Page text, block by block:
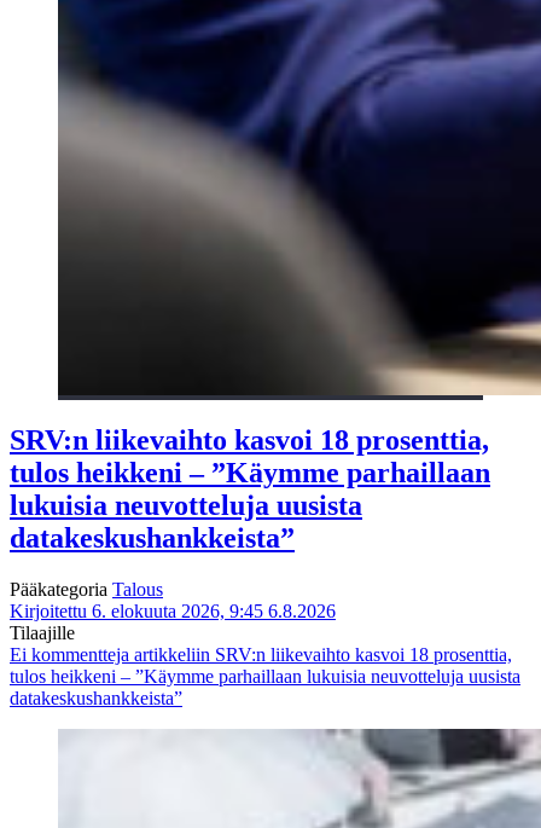
SRV:n liikevaihto kasvoi 18 prosenttia,
tulos heikkeni – ”Käymme parhaillaan
lukuisia neuvotteluja uusista
datakeskushankkeista”
Pääkategoria Talous
Kirjoitettu 6. elokuuta 2026, 9:45 6.8.2026
Tilaajille
Ei kommentteja artikkeliin SRV:n liikevaihto kasvoi 18 prosenttia,
tulos heikkeni – ”Käymme parhaillaan lukuisia neuvotteluja uusista
datakeskushankkeista”